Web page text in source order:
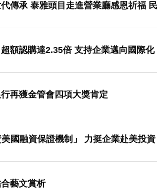
兆豐
額認購達2.35倍 支持企業邁向國際化
再獲金管會四項大獎肯定
國融資保證機制」 力挺企業赴美投
》展 金融專業結合藝文賞析